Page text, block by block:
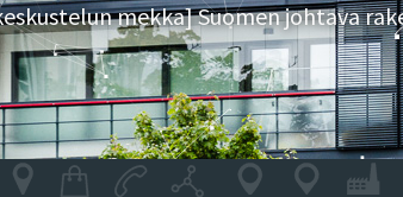
mekka] Suomen johtava